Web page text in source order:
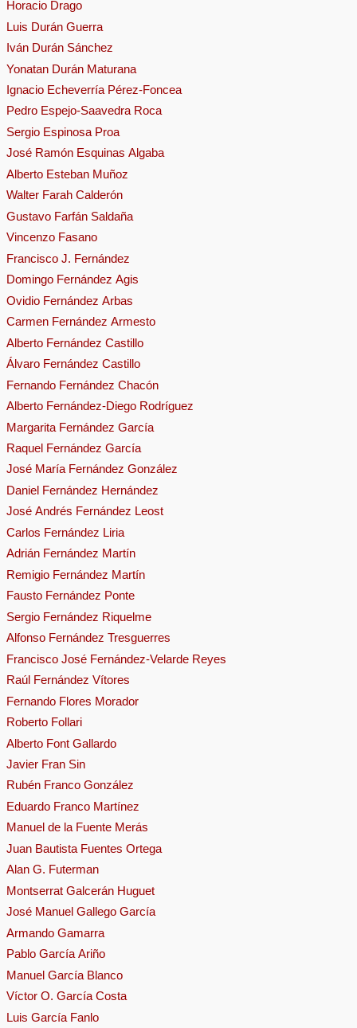
Horacio Drago
Luis Durán Guerra
Iván Durán Sánchez
Yonatan Durán Maturana
Ignacio Echeverría Pérez-Foncea
Pedro Espejo-Saavedra Roca
Sergio Espinosa Proa
José Ramón Esquinas Algaba
Alberto Esteban Muñoz
Walter Farah Calderón
Gustavo Farfán Saldaña
Vincenzo Fasano
Francisco J. Fernández
Domingo Fernández Agis
Ovidio Fernández Arbas
Carmen Fernández Armesto
Alberto Fernández Castillo
Álvaro Fernández Castillo
Fernando Fernández Chacón
Alberto Fernández-Diego Rodríguez
Margarita Fernández García
Raquel Fernández García
José María Fernández González
Daniel Fernández Hernández
José Andrés Fernández Leost
Carlos Fernández Liria
Adrián Fernández Martín
Remigio Fernández Martín
Fausto Fernández Ponte
Sergio Fernández Riquelme
Alfonso Fernández Tresguerres
Francisco José Fernández-Velarde Reyes
Raúl Fernández Vítores
Fernando Flores Morador
Roberto Follari
Alberto Font Gallardo
Javier Fran Sin
Rubén Franco González
Eduardo Franco Martínez
Manuel de la Fuente Merás
Juan Bautista Fuentes Ortega
Alan G. Futerman
Montserrat Galcerán Huguet
José Manuel Gallego García
Armando Gamarra
Pablo García Ariño
Manuel García Blanco
Víctor O. García Costa
Luis García Fanlo